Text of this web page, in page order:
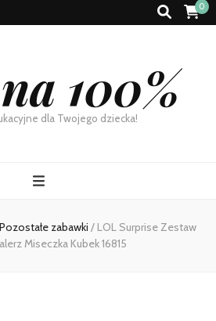
0
100%
dla Twojego dziecka!
Pozostałe zabawki / LOL Surprise Zestaw
Miseczka Kubek 16815